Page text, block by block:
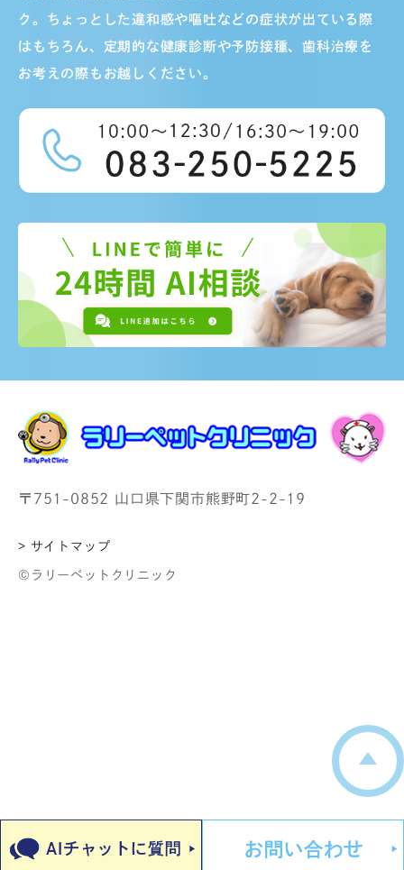
ク。ちょっとした違和感や嘔吐などの症状が出ている際
はもちろん、定期的な健康診断や予防接種、歯科治療を
お考えの際もお越しください。
〒751-0852 山口県下関市熊野町2-2-19
> サイトマップ
©ラリーペットクリニック